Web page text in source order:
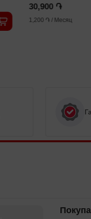
30,900 ֏
1,200 ֏ / Месяц